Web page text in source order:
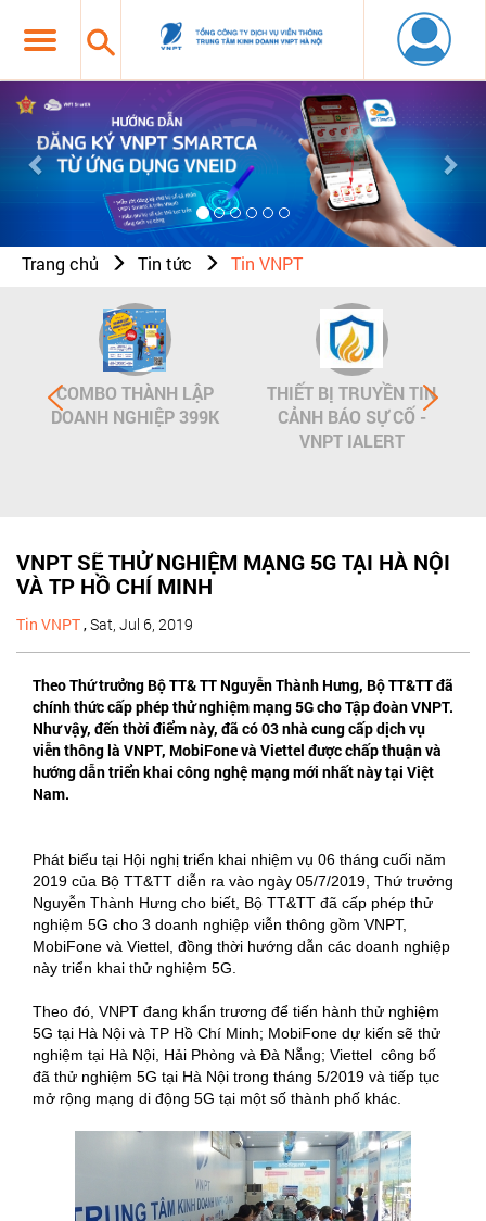
Previous
Trang chủ Tin tức Tin VNPT
COMBO THÀNH LẬP
DOANH NGHIỆP 399K
THIẾT BỊ TRUYỀN TIN
CẢNH BÁO SỰ CỐ -
VNPT IALERT
VNPT SẼ THỬ NGHIỆM MẠNG 5G TẠI HÀ NỘI
VÀ TP HỒ CHÍ MINH
Tin VNPT,Sat, Jul 6, 2019
Theo Thứ trưởng Bộ TT& TT Nguyễn Thành Hưng, Bộ TT&TT đã
chính thức cấp phép thử nghiệm mạng 5G cho Tập đoàn VNPT.
Như vậy, đến thời điểm này, đã có 03 nhà cung cấp dịch vụ
viễn thông là VNPT, MobiFone và Viettel được chấp thuận và
hướng dẫn triển khai công nghệ mạng mới nhất này tại Việt
Nam.
Phát biểu tại Hội nghị triển khai nhiệm vụ 06 tháng cuối năm
2019 của Bộ TT&TT diễn ra vào ngày 05/7/2019, Thứ trưởng
Nguyễn Thành Hưng cho biết, Bộ TT&TT đã cấp phép thử
nghiệm 5G cho 3 doanh nghiệp viễn thông gồm VNPT,
MobiFone và Viettel, đồng thời hướng dẫn các doanh nghiệp
này triển khai thử nghiệm 5G.
Theo đó, VNPT đang khẩn trương để tiến hành thử nghiệm
5G tại Hà Nội và TP Hồ Chí Minh; MobiFone dự kiến sẽ thử
nghiệm tại Hà Nội, Hải Phòng và Đà Nẵng; Viettel công bố
đã thử nghiệm 5G tại Hà Nội trong tháng 5/2019 và tiếp tục
mở rộng mạng di động 5G tại một số thành phố khác.